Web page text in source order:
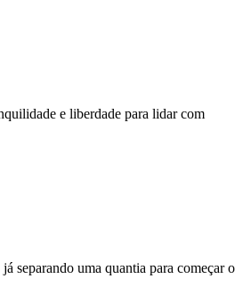
e liberdade para lidar com
separando uma quantia para começar o